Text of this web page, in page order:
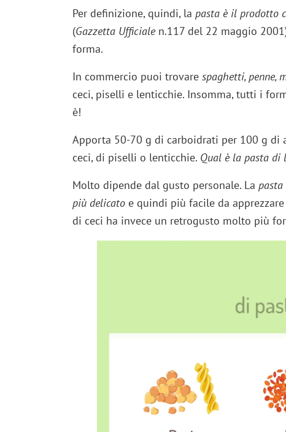
Per definizione, quindi, la pasta è il prodotto
(Gazzetta Ufficialen.117 del 22 maggio
forma.
In commercio puoi trovare spaghetti, penne,
ceci, piselli e lenticchie. Insomma, tutti i
è!
Apporta 50-70 g di carboidrati per 100 g di
ceci, di piselli o lenticchie. Qual è la pasta di
Molto dipende dal gusto personale. La pasta
più delicato e quindi più facile da
di ceci ha invece un retrogusto molto più